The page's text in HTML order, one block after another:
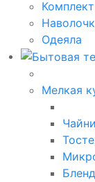
Одеяла
Мелкая